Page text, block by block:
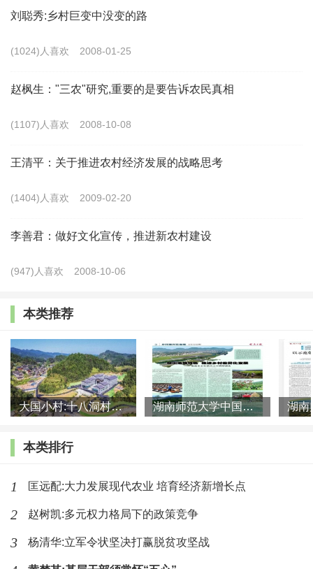
“民族要复兴，乡村要振兴”，实施乡村振兴战略是实现
共同富裕的必经之路。我国是农业大国，“三农”问题始终是
化国家的目标，必然离不开农业农村的现代化。乡村振兴战
略作为新时代“三农”工作的总抓手，是提升中国式现代化水
村地区来说，只有实施乡村振兴战略，在巩固脱贫攻坚成果
的基础上，以更有力的举措、汇聚更强大的力量推进农业农
注了乡村振兴的理论内涵、实施困境及优化对策等方面，但
全国上下都在为实现全体人民共同富裕的目标而奋斗，在此
现第二个百年奋斗目标具有重要意义。基于此，本文将从共
同富裕的视角出发，首先讨论共同富裕的思想演进及内涵特
征，然后剖析共同富裕和乡村振兴的关系，进而探究在实现
快实现农业农村现代化，扎实推进共同富裕提出针对性的政
共同富裕与乡村振兴
共同富裕思想的演进
刘聪秀:乡村巨变中没变的路
(1024)人喜欢 2008-01-25
赵枫生："三农"研究,重要的是要告诉农民真相
(1107)人喜欢 2008-10-08
王清平：关于推进农村经济发展的战略思考
(1404)人喜欢 2009-02-20
李善君：做好文化宣传，推进新农村建设
(947)人喜欢 2008-10-06
本类推荐
大国小村:十八洞村的现代变迁是一道美丽的风景线 湖南师范大学中国乡村振兴研究院课题组:突出地域特色 推进乡村
本类排行
1 匡远配:大力发展现代农业 培育经济新增长点
2 赵树凯:多元权力格局下的政策竞争
3 杨清华:立军令状坚决打赢脱贫攻坚战